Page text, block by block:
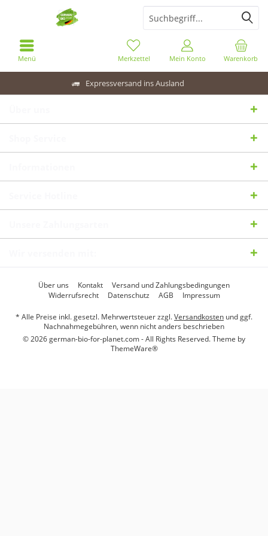
Expressversand ins Ausland
Menü Warenkorb
Merkzettel Mein Konto
Über uns Kontakt
Versand und Zahlungsbedingungen
Widerrufsrecht
Datenschutz AGB Impressum
* Alle Preise inkl. gesetzl. Mehrwertsteuer zzgl.Versandkosten und ggf.
Nachnahmegebühren, wenn nicht anders beschrieben
© 2026 german-bio-for-planet.com - All Rights Reserved. Theme by
ThemeWare®